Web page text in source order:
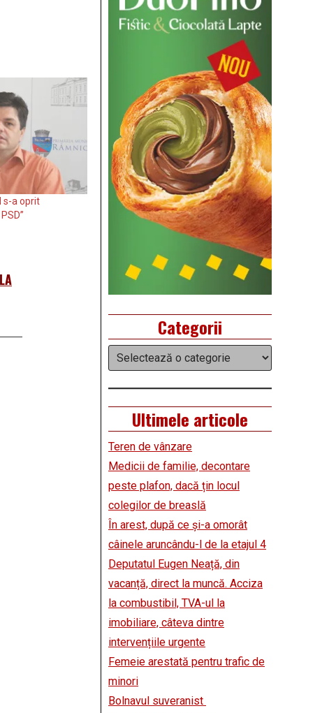
s-a oprit
Categorii
Categorii
Ultimele articole
Teren de vânzare
Medicii de familie, decontare
peste plafon, dacă țin locul
colegilor de breaslă
În arest, după ce și-a omorât
câinele aruncându-l de la etajul 4
Deputatul Eugen Neață, din
vacanță, direct la muncă. Acciza
la combustibil, TVA-ul la
imobiliare, câteva dintre
intervențiile urgente
Femeie arestată pentru trafic de
minori
Bolnavul suveranist